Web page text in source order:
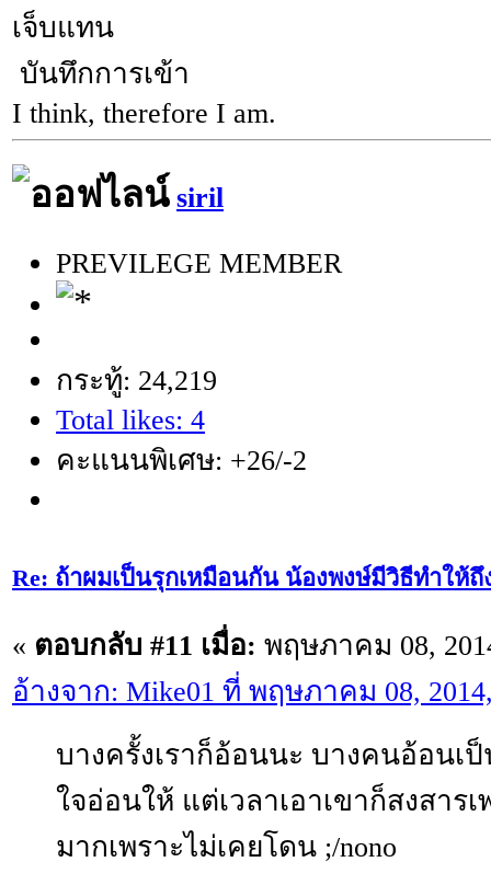
เจ็บแทน
บันทึกการเข้า
I think, therefore I am.
siril
PREVILEGE MEMBER
กระทู้: 24,219
Total likes: 4
คะแนนพิเศษ: +26/-2
Re: ถ้าผมเป็นรุกเหมือนกัน น้องพงษ์มีวิธีทำให้ถึ
« ตอบกลับ #11 เมื่อ: พฤษภาคม 08,
อ้างจาก: Mike01 ที่ พฤษภาคม 08,
บางครั้งเราก็อ้อนนะ บางคนอ้อนเ
ใจอ่อนให้ แต่เวลาเอาเขาก็สงสารเ
มากเพราะไม่เคยโดน ;/nono